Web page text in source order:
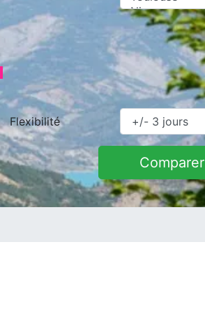
Flexibilité
Comparer